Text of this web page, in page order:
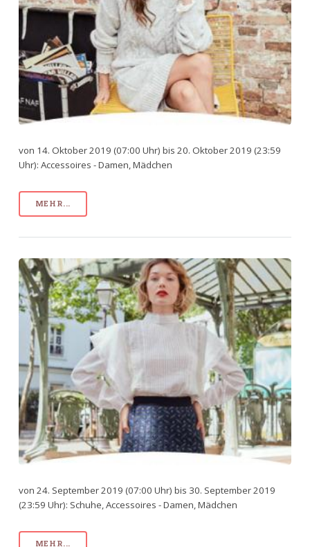
von 14. Oktober 2019 (07:00 Uhr) bis 20. Oktober 2019 (23:59
Uhr): Accessoires - Damen, Mädchen
MEHR...
von 24. September 2019 (07:00 Uhr) bis 30. September 2019
(23:59 Uhr): Schuhe, Accessoires - Damen, Mädchen
MEHR...